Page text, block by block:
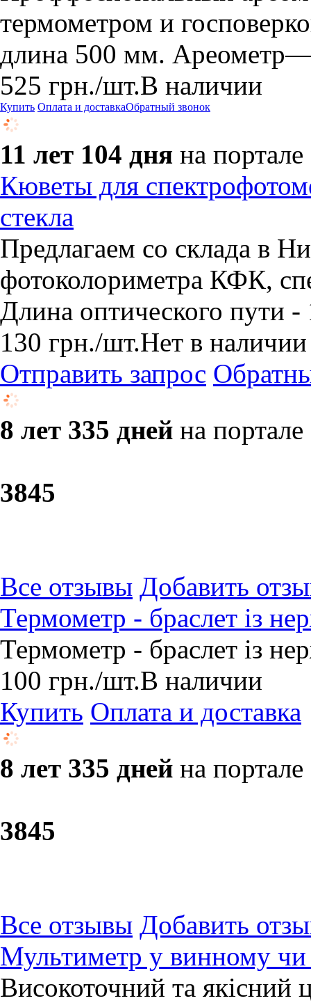
термометром и
длина 500 мм.
525 грн./шт.В наличии
Купить Оплата и доставкаОбратный звонок
11 лет 104 дня на портале
Кюветы для
стекла
Предлагаем со склада в
фотоколориметра КФК,
Длина оптического пути
130 грн./шт.Нет в наличии
Отправить запрос
8 лет 335 дней на портале
3845
Все отзывы Добавить
Термометр - браслет із
Термометр - браслет із
100 грн./шт.В наличии
Купить Оплата и доставка
8 лет 335 дней на портале
3845
Все отзывы Добавить
Мультиметр у винному
Високоточний та